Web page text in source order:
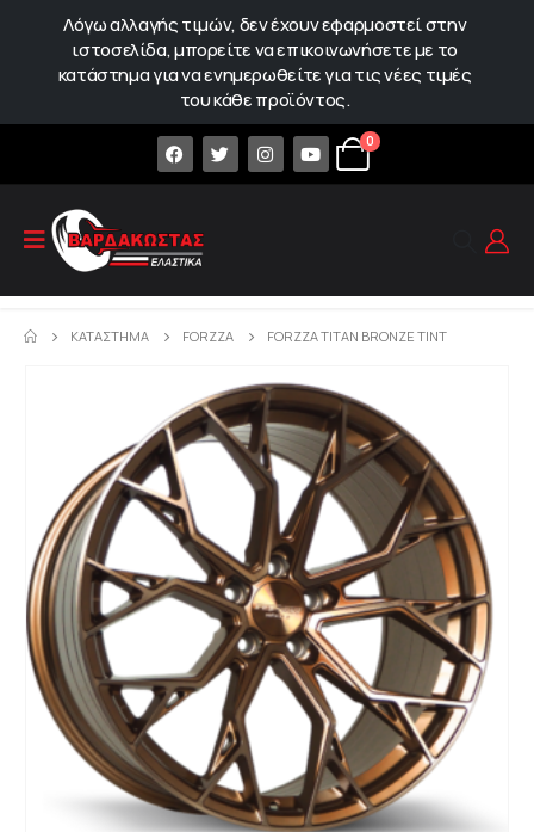
Λόγω αλλαγής τιμών, δεν έχουν εφαρμοστεί στην
ιστοσελίδα, μπορείτε να επικοινωνήσετε με το
κατάστημα για να ενημερωθείτε για τις νέες τιμές
του κάθε προϊόντος.
0
ΚΑΤΆΣΤΗΜΑ FORZZA FORZZA TITAN BRONZE TINT